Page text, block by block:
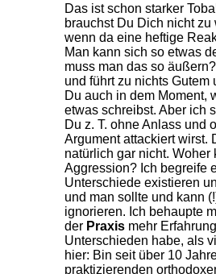
Das ist schon starker
brauchst Du Dich nicht zu
wenn da eine heftige
Man kann sich so etwas
muss man das so
und führt zu nichts Gutem
Du auch in dem Moment,
etwas schreibst. Aber ich
Du z. T. ohne Anlass und
Argument attackiert wirst.
natürlich gar nicht. Woher
Aggression? Ich begreife
Unterschiede existieren
und man sollte und kann
ignorieren. Ich behaupte
der Praxis mehr
Unterschieden habe, als
hier: Bin seit über 10
praktizierenden